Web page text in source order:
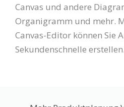
Canvas und andere
Organigramm und mehr.
Canvas-Editor können Sie
Sekundenschnelle erstellen.